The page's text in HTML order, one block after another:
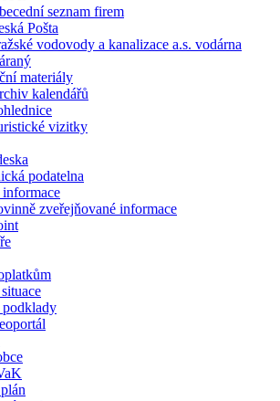
seznam firem
Pošta
vodovody a kanalizace a.s. vodárna
materiály
kalendářů
vizitky
podatelna
zveřejňované informace